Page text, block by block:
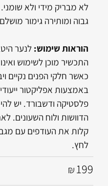
לא מבריק מידי ולא
גבוה ומותירה גימור
הוראות שימוש: לנער
התכשיר מוכן לשימוש
כאשר חלקי הפנים נקיים
באמצעות אפליקטור
פלסטיקה ודשבורד. יש
הדוושות ולוח השעונים.
קלות את העודפים עם
לחץ.
₪199